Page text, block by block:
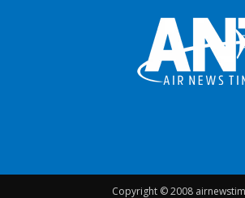
Copyright © 2008